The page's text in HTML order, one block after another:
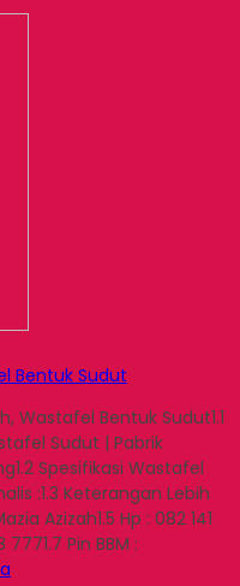
Bentuk Sudut
Wastafel Bentuk Sudut1.1
Sudut | Pabrik
Spesifikasi Wastafel
:1.3 Keterangan Lebih
Azizah1.5 Hp : 082 141
Pin BBM :